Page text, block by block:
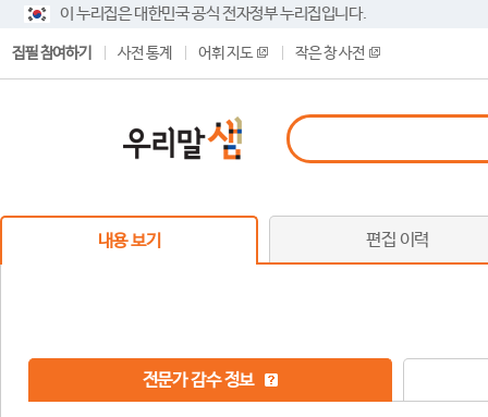
이 누리집은 대한민국 공식 전자정부 누리집입니다.
집필 참여하기 사전 통계 어휘 지도 작은 창 사전
내용 보기 편집 이력
전문가 감수 정보